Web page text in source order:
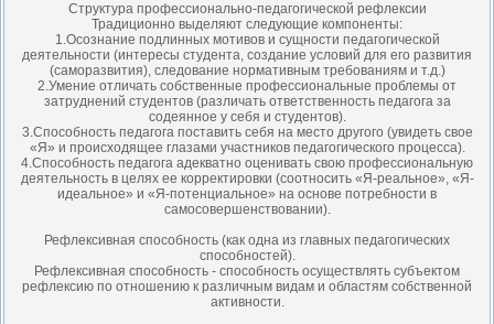
Структура профессионально-педагогической рефлексии
Традиционно выделяют следующие компоненты:
1.Осознание подлинных мотивов и сущности педагогической
деятельности (интересы студента, создание условий для его развития
(саморазвития), следование нормативным требованиям и т.д.)
2.Умение отличать собственные профессиональные проблемы от
затруднений студентов (различать ответственность педагога за
содеянное у себя и студентов).
3.Способность педагога поставить себя на место другого (увидеть свое
«Я» и происходящее глазами участников педагогического процесса).
4.Способность педагога адекватно оценивать свою профессиональную
деятельность в целях ее корректировки (соотносить «Я-реальное», «Я-
идеальное» и «Я-потенциальное» на основе потребности в
самосовершенствовании).
Рефлексивная способность (как одна из главных педагогических
способностей).
Рефлексивная способность - способность осуществлять субъектом
рефлексию по отношению к различным видам и областям собственной
активности.